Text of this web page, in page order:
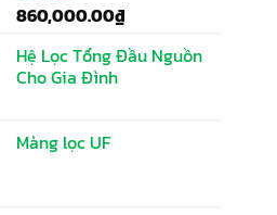
860,000.00₫
Hệ Lọc Tổng Đầu Nguồn
Cho Gia Đình
Màng lọc UF